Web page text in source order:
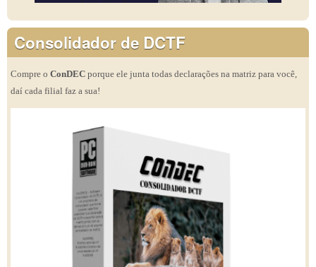
Consolidador de DCTF
Compre o ConDEC porque ele junta todas declarações na matriz para você,
daí cada filial faz a sua!